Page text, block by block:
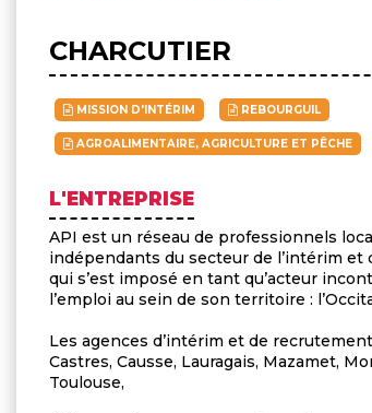
CHARCUTIER
MISSION D'INTÉRIM REBOURGUIL
AGROALIMENTAIRE, AGRICULTURE ET PÊCHE
L'ENTREPRISE
API est un réseau de professionnels
indépendants du secteur de l’intérim et
qui s’est imposé en tant qu’acteur
l’emploi au sein de son territoire :
Les agences d’intérim et de
Castres, Causse, Lauragais, Mazamet,
Toulouse,